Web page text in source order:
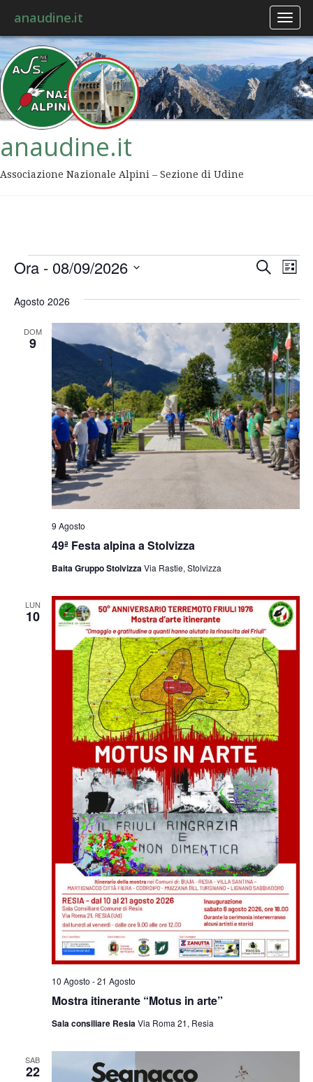
anaudine.it
anaudine.it
Associazione Nazionale Alpini – Sezione di Udine
viste
Cerca
Lista
Ora - 08/09/2026
la
Agosto 2026
DOM
9
49ª Festa alpina a Stolvizza
9 Agosto
Baita Gruppo StolvizzaVia Rastie, Stolvizza
LUN
10
Mostra itinerante “Motus in arte”
10 Agosto -21 Agosto
Sala consiliare ResiaVia Roma 21, Resia
SAB
22